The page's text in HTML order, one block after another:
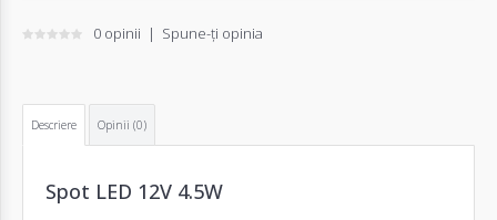
0 opinii | Spune-ţi opinia
Descriere Opinii (0)
Spot LED 12V 4.5W